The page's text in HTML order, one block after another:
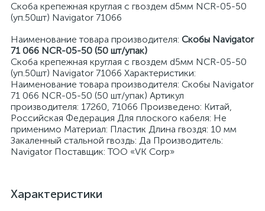
Скоба крепежная круглая с гвоздем d5мм NCR-05-50
(уп.50шт) Navigator 71066
Наименование товара производителя: Скобы Navigator
71 066 NCR-05-50 (50 шт/упак)
Скоба крепежная круглая с гвоздем d5мм NCR-05-50
(уп.50шт) Navigator 71066 Характеристики:
Наименование товара производителя: Скобы Navigator
71 066 NCR-05-50 (50 шт/упак) Артикул
производителя: 17260, 71066 Произведено: Китай,
Российская Федерация Для плоского кабеля: Не
применимо Материал: Пластик Длина гвоздя: 10 мм
Закаленный стальной гвоздь: Да Производитель:
Navigator Поставщик: ТОО «VK Corp»
Характеристики